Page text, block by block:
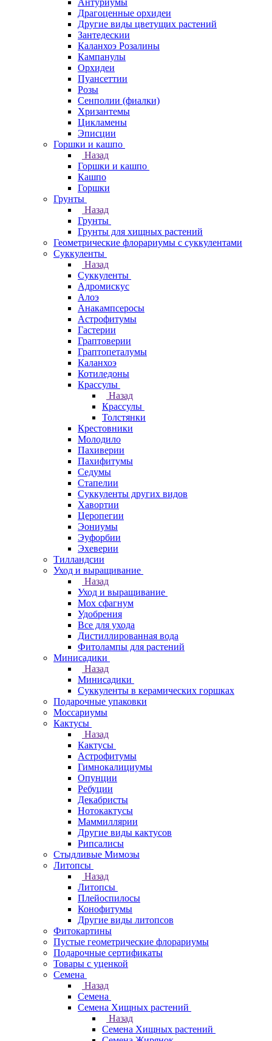
Антуриумы
Драгоценные орхидеи
Другие виды цветущих растений
Зантедескии
Каланхоэ Розалины
Кампанулы
Орхидеи
Пуансеттии
Розы
Сенполии (фиалки)
Хризантемы
Цикламены
Эписции
Горшки и кашпо
Назад
Горшки и кашпо
Кашпо
Горшки
Грунты
Назад
Грунты
Грунты для хищных растений
Геометрические флорариумы с суккулентами
Суккуленты
Назад
Суккуленты
Адромискус
Алоэ
Анакампсеросы
Астрофитумы
Гастерии
Граптоверии
Граптопеталумы
Каланхоэ
Котиледоны
Крассулы
Назад
Крассулы
Толстянки
Крестовники
Молодило
Пахиверии
Пахифитумы
Седумы
Стапелии
Суккуленты других видов
Хавортии
Церопегии
Эониумы
Эуфорбии
Эхеверии
Тилландсии
Уход и выращивание
Назад
Уход и выращивание
Мох сфагнум
Удобрения
Все для ухода
Дистиллированная вода
Фитолампы для растений
Минисадики
Назад
Минисадики
Суккуленты в керамических горшках
Подарочные упаковки
Моссариумы
Кактусы
Назад
Кактусы
Астрофитумы
Гимнокалициумы
Опунции
Ребуции
Декабристы
Нотокактусы
Маммиллярии
Другие виды кактусов
Рипсалисы
Стыдливые Мимозы
Литопсы
Назад
Литопсы
Плейоспилосы
Конофитумы
Другие виды литопсов
Фитокартины
Пустые геометрические флорариумы
Подарочные сертификаты
Товары с уценкой
Семена
Назад
Семена
Семена Хищных растений
Назад
Семена Хищных растений